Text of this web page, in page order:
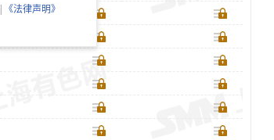
| 《法律声明》